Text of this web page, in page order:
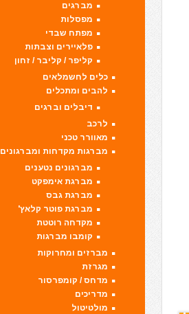
מברגים
מפסלות
מפתח שבדי
פלאיירים וצבתות
קליפר / קליבר / זחון
כלים לחשמלאים
להבים ומתכלים
דיבלים וברגים
לרכב
מאוורר טכני
מברגות מקדחות ומברגונים
מברגונים נטענים
מברגת אימפקט
מברגת גבס
מברגת פוטר קלאץ'
מקדחה רוטטת
קומבו מברגות
מברזים ומחרוקות
מגרזת
מדחס / קומפרסור
מדריכים
מולטיטול